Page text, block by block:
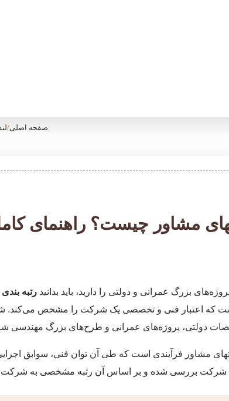
صفحه اصلی/
مشاور چیست؟ راهنمای
بزرگ عمرانی و دولتی را دارید، باید بدانید رتبه
که اعتبار فنی و تخصصی یک شرکت را مشخص می‌کند.
دولتی، پروژه‌های عمرانی و طرح‌های بزرگ مهندسی
مشاور فرآیندی است که طی آن توان فنی، سوابق
یک شرکت بررسی شده و بر اساس آن رتبه مشخصی به شرکت